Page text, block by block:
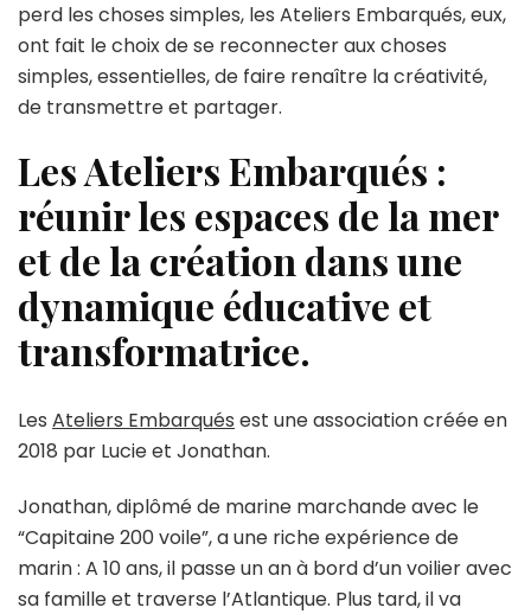
perd les choses simples, les Ateliers Embarqués, eux,
ont fait le choix de se reconnecter aux choses
simples, essentielles, de faire renaître la créativité,
de transmettre et partager.
Les Ateliers Embarqués :
réunir les espaces de la mer
et de la création dans une
dynamique éducative et
transformatrice.
Les Ateliers Embarqués est une association créée en
2018 par Lucie et Jonathan.
Jonathan, diplômé de marine marchande avec le
“Capitaine 200 voile”, a une riche expérience de
marin : A 10 ans, il passe un an à bord d’un voilier avec
sa famille et traverse l’Atlantique. Plus tard, il va